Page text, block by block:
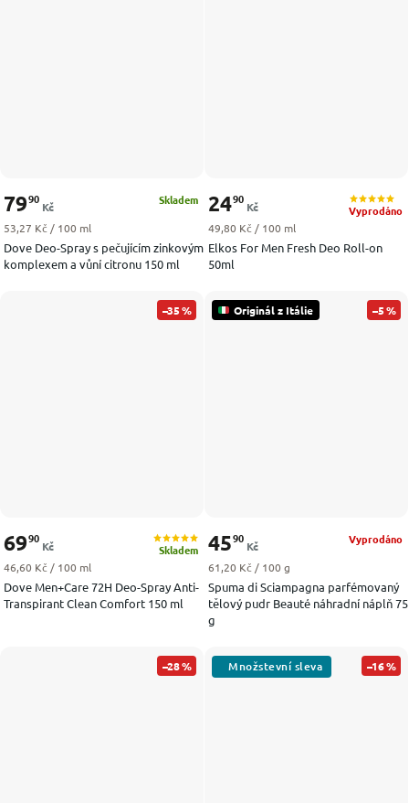
Dove Deo-Spray s pečujícím zinkovým
komplexem a vůní citronu 150 ml
Skladem
7990
Kč
Měrná cena:
53,27 Kč / 100 ml
Elkos For Men Fresh Deo Roll-on
50ml
Vyprodáno
2490
Kč
Měrná cena:
49,80 Kč / 100 ml
–35 %
Dove Men+Care 72H Deo-Spray Anti-
Transpirant Clean Comfort 150 ml
Skladem
6990
Kč
Měrná cena:
46,60 Kč / 100 ml
Originál z Itálie –5 %
Spuma di Sciampagna parfémovaný
tělový pudr Beauté náhradní náplň 75
g
Vyprodáno
4590
Kč
Měrná cena:
61,20 Kč / 100 g
–28 % –16 %